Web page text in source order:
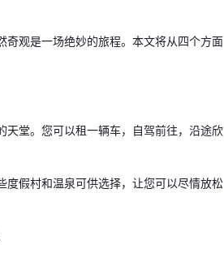
观是一场绝妙的旅程。本文将从四个方面
堂。您可以租一辆车，自驾前往，沿途欣
假村和温泉可供选择，让您可以尽情放松